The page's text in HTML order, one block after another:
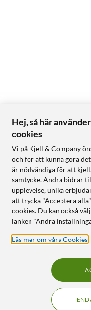
Hej, så här
cookies
Vi på Kjell & Company
och för att kunna göra
är nödvändiga för att
samtycke. Andra bidrar
upplevelse, unika
att trycka "Acceptera
cookies. Du kan också
länken "Ändra
Läs mer om våra Cookies